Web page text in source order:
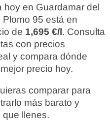
hoy en Guardamar del
95 está en
de 1,695 €/l. Consulta
con precios
y compara dónde
precio hoy.
comparar para
más barato y
llenes.